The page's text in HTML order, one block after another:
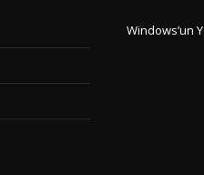
Windows’un